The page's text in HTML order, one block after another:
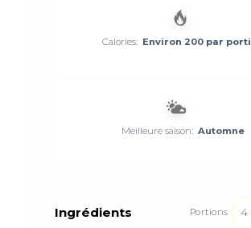
Calories: Environ 200 par
Meilleure saison: Automne
Ingrédients Portions